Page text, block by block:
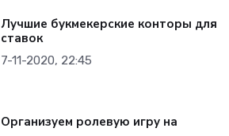
Лучшие букмекерские конторы для
ставок
7-11-2020, 22:45
Организуем ролевую игру на